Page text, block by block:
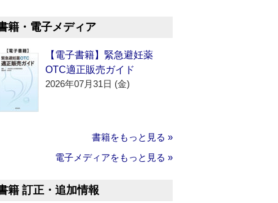
籍・電子メディア
【電子書籍】緊急避妊薬
OTC適正販売ガイド
2026年07月31日 (金)
書籍をもっと見る »
電子メディアをもっと見る »
籍 訂正・追加情報